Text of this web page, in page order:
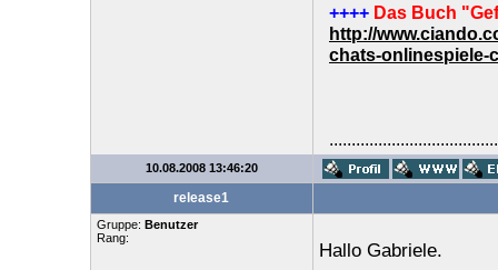
++++ Das Buch
http://
chats-onlinespiele-
10.08.2008 13:46:20
release1
Gruppe: Benutzer
Rang:
Hallo Gabriele.